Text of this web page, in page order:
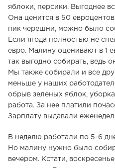
яблоки, персики. Выгоднее
Она ценится в 50
пик черешни, можно было
Если ягода полностью не
евро. Малину оценивают в 1
так выгодно собирать, ведь
Мы также собирали и все
меньше у наших
обрыв зеленых яблок,
работа. За нее платили
Зарплату выдавали
В неделю работали по 5-6
Но малину нужно было
вечером. Кстати,